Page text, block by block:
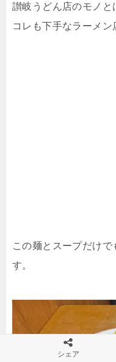
讃岐うどん店のモノと
コレも下手なラーメン
この麺とスープだけ
す。
シェア